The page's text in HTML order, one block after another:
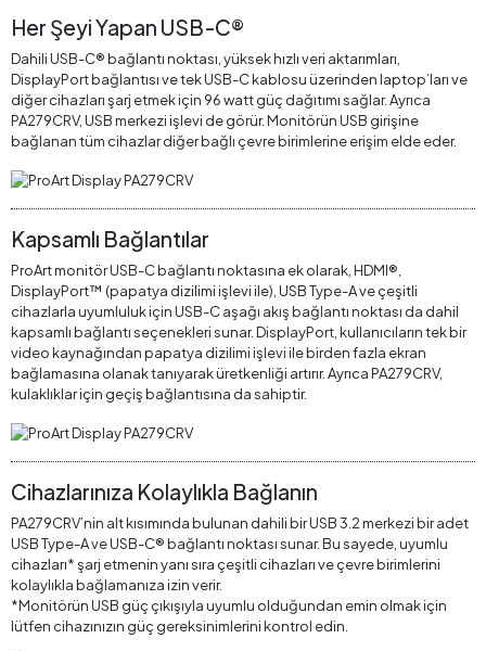
Her Şeyi Yapan USB-C®
Dahili USB-C® bağlantı noktası, yüksek hızlı veri aktarımları,
DisplayPort bağlantısı ve tek USB-C kablosu üzerinden laptop’ları ve
diğer cihazları şarj etmek için 96 watt güç dağıtımı sağlar. Ayrıca
PA279CRV, USB merkezi işlevi de görür. Monitörün USB girişine
bağlanan tüm cihazlar diğer bağlı çevre birimlerine erişim elde eder.
Kapsamlı Bağlantılar
ProArt monitör USB-C bağlantı noktasına ek olarak, HDMI®,
DisplayPort™ (papatya dizilimi işlevi ile), USB Type-A ve çeşitli
cihazlarla uyumluluk için USB-C aşağı akış bağlantı noktası da dahil
kapsamlı bağlantı seçenekleri sunar. DisplayPort, kullanıcıların tek bir
video kaynağından papatya dizilimi işlevi ile birden fazla ekran
bağlamasına olanak tanıyarak üretkenliği artırır. Ayrıca PA279CRV,
kulaklıklar için geçiş bağlantısına da sahiptir.
Cihazlarınıza Kolaylıkla Bağlanın
PA279CRV’nin alt kısımında bulunan dahili bir USB 3.2 merkezi bir adet
USB Type-A ve USB-C® bağlantı noktası sunar. Bu sayede, uyumlu
cihazları* şarj etmenin yanı sıra çeşitli cihazları ve çevre birimlerini
kolaylıkla bağlamanıza izin verir.
*Monitörün USB güç çıkışıyla uyumlu olduğundan emin olmak için
lütfen cihazınızın güç gereksinimlerini kontrol edin.